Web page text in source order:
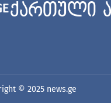
ქართული
© 2025 news.ge